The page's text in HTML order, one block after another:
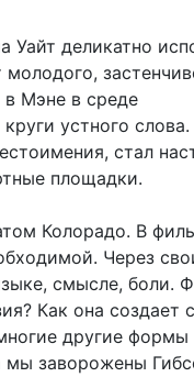
Уайт деликатно
в Мэне в среде
устного слова.
стал
площадки.
Колорадо. В
Через
смысле, боли.
Как она создает
другие формы
мы заворожены